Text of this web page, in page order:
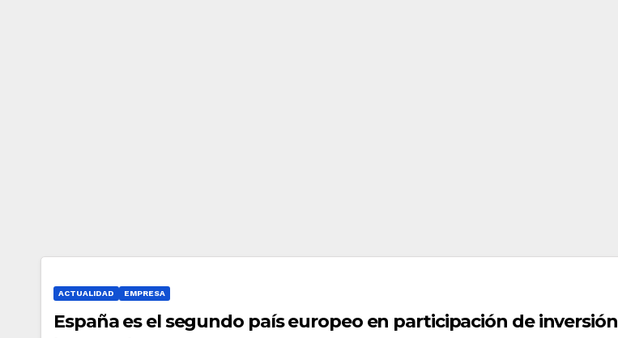
ACTUALIDAD EMPRESA
España es el segundo país europeo en participación de inversión